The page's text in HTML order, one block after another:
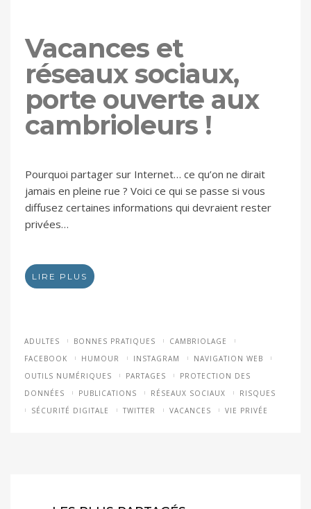
Vacances et
réseaux sociaux,
porte ouverte aux
cambrioleurs !
Pourquoi partager sur Internet… ce qu’on ne dirait
jamais en pleine rue ? Voici ce qui se passe si vous
diffusez certaines informations qui devraient rester
privées…
LIRE PLUS
ADULTES BONNES PRATIQUES
CAMBRIOLAGE
FACEBOOK
HUMOUR INSTAGRAM
NAVIGATION WEB
OUTILS NUMÉRIQUES
PARTAGES
PROTECTION DES
DONNÉES
PUBLICATIONS RÉSEAUX SOCIAUX
RISQUES
SÉCURITÉ DIGITALE
TWITTER VACANCES VIE PRIVÉE